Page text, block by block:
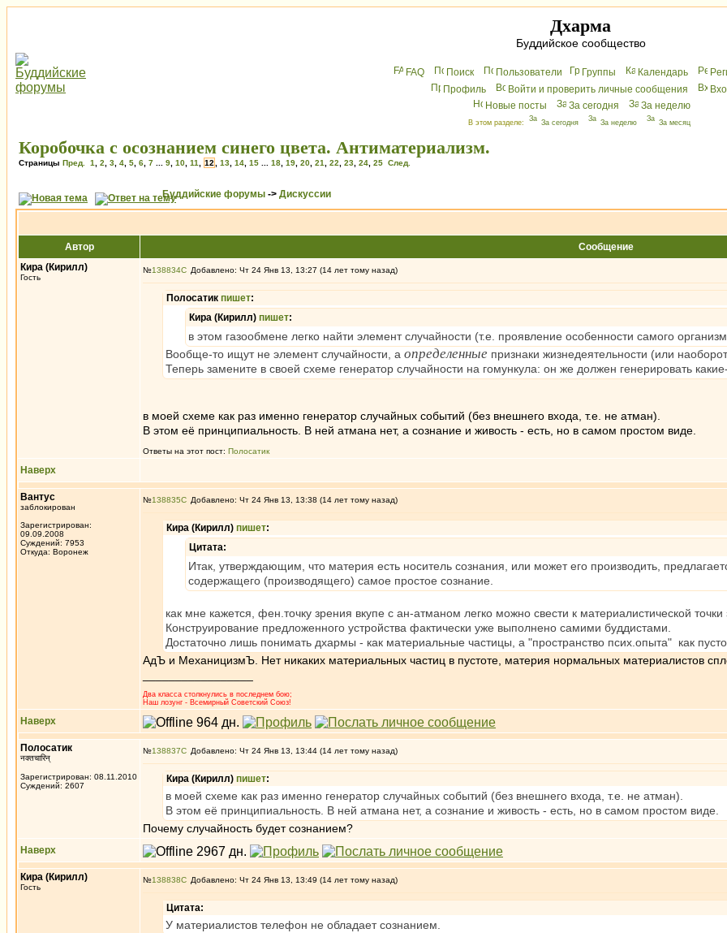
Дхарма
Буддийское сообщество
FAQ Поиск Пользователи Группы Календарь
Профиль
Войти и проверить личные сообщения
Новые посты
За сегодня За неделю
В этом разделе: За сегодня За неделю За месяц
Коробочка с осознанием синего цвета. Антиматериализм.
Страницы Пред. 1 2 3 4 5 6 7 9 10 11 12 13 14 15 18 19 20 21 22 23 24 25 След.
Буддийские форумы -> Дискуссии
Автор
Сообщение
Кира (Кирилл)
Гость
№138834 Добавлено: Чт 24 Янв 13, 13:27 (14 лет тому назад)
Полосатик пишет:
Кира (Кирилл) пишет:
в этом газообмене легко найти элемент случайности (т.е. проявление особенности самого
Вообще-то ищут не элемент случайности, а определенные признаки жизнедеятельности (или
Теперь замените в своей схеме генератор случайности на гомункула: он же должен генерировать
в моей схеме как раз именно генератор случайных событий (без внешнего входа, т.е. не атман).
В этом её принципиальность. В ней атмана нет, а сознание и живость - есть, но в самом простом виде.
Ответы на этот пост: Полосатик
Наверх
Вантус
заблокирован
Зарегистрирован:
09.09.2008
Суждений: 7953
Откуда: Воронеж
№138835 Добавлено: Чт 24 Янв 13, 13:38 (14 лет тому назад)
Кира (Кирилл) пишет:
Цитата:
Итак, утверждающим, что материя есть носитель сознания, или может его производить,
содержащего (производящего) самое простое сознание.
как мне кажется, фен.точку зрения вкупе с ан-атманом легко можно свести к материалистической точки
Конструирование предложенного устройства фактически уже выполнено самими буддистами.
Достаточно лишь понимать дхармы - как материальные частицы, а "пространство псих.опыта" как
АдЪ и МеханицизмЪ. Нет никаких материальных частиц в пустоте, материя нормальных материалистов
Два класса столкнулись в последнем бою;
Наш лозунг - Всемирный Советский Союз!
Наверх
Полосатик
नक्तचारिन्
Зарегистрирован: 08.11.2010
Суждений: 2607
№138837 Добавлено: Чт 24 Янв 13, 13:44 (14 лет тому назад)
Кира (Кирилл) пишет:
в моей схеме как раз именно генератор случайных событий (без внешнего входа, т.е. не атман).
В этом её принципиальность. В ней атмана нет, а сознание и живость - есть, но в самом простом виде.
Почему случайность будет сознанием?
Наверх
Кира (Кирилл)
Гость
№138838 Добавлено: Чт 24 Янв 13, 13:49 (14 лет тому назад)
Цитата:
У материалистов телефон не обладает сознанием.